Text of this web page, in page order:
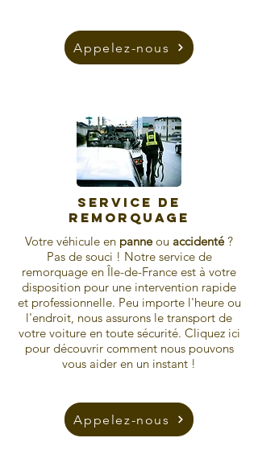
Appelez-nous
Service de
remorquage
Votre véhicule en panneou accidenté?
Pas de souci ! Notre service de
remorquage en Île-de-France est à votre
disposition pour une intervention rapide
et professionnelle. Peu importe l'heure ou
l'endroit, nous assurons le transport de
votre voiture en toute sécurité. Cliquez ici
pour découvrir comment nous pouvons
vous aider en un instant !
Appelez-nous